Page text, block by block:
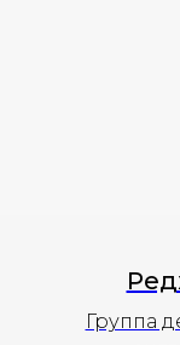
Группа